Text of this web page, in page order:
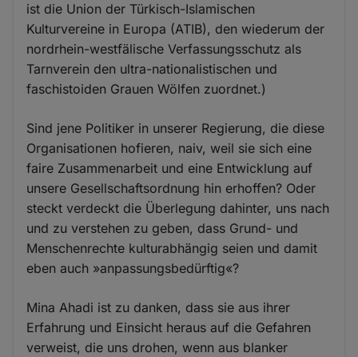
ist die Union der Türkisch-Islamischen
Kulturvereine in Europa (ATIB), den wiederum der
nordrhein-westfälische Verfassungsschutz als
Tarnverein den ultra-nationalistischen und
faschistoiden Grauen Wölfen zuordnet.)
Sind jene Politiker in unserer Regierung, die diese
Organisationen hofieren, naiv, weil sie sich eine
faire Zusammenarbeit und eine Entwicklung auf
unsere Gesellschaftsordnung hin erhoffen? Oder
steckt verdeckt die Überlegung dahinter, uns nach
und zu verstehen zu geben, dass Grund- und
Menschenrechte kulturabhängig seien und damit
eben auch »anpassungsbedürftig«?
Mina Ahadi ist zu danken, dass sie aus ihrer
Erfahrung und Einsicht heraus auf die Gefahren
verweist, die uns drohen, wenn aus blanker